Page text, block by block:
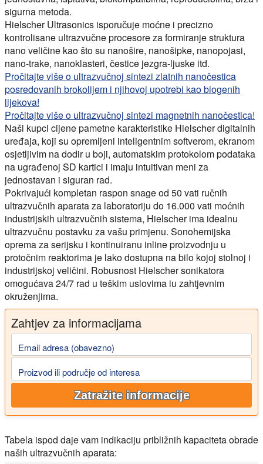
sigurna metoda.
Hielscher Ultrasonics isporučuje moćne i precizno
kontrolisane ultrazvučne procesore za formiranje struktura
nano veličine kao što su nanošire, nanošipke, nanopojasi,
nano-trake, nanoklasteri, čestice jezgra-ljuske itd.
Pročitajte više o ultrazvučnoj sintezi zlatnih nanočestica
posredovanih brokolijem i njihovoj upotrebi kao biogenih
lijekova!
Pročitajte više o ultrazvučnoj sintezi magnetnih nanočestica!
Naši kupci cijene pametne karakteristike Hielscher digitalnih
uređaja, koji su opremljeni inteligentnim softverom, ekranom
osjetljivim na dodir u boji, automatskim protokolom podataka
na ugrađenoj SD kartici i imaju intuitivan meni za
jednostavan i siguran rad.
Pokrivajući kompletan raspon snage od 50 vati ručnih
ultrazvučnih aparata za laboratoriju do 16.000 vati moćnih
industrijskih ultrazvučnih sistema, Hielscher ima idealnu
ultrazvučnu postavku za vašu primjenu. Sonohemijska
oprema za serijsku i kontinuiranu inline proizvodnju u
protočnim reaktorima je lako dostupna na bilo kojoj stolnoj i
industrijskoj veličini. Robusnost Hielscher sonikatora
omogućava 24/7 rad u teškim uslovima iu zahtjevnim
okruženjima.
Zahtjev za informacijama
Email adresa (obavezno)
Proizvod ili područje od interesa
Zatražite informacije
Tabela ispod daje vam indikaciju približnih kapaciteta obrade
naših ultrazvučnih aparata: